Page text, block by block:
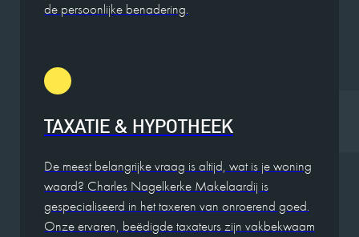
de persoonlijke benadering.
TAXATIE & HYPOTHEEK
De meest belangrijke vraag is altijd, wat is je woning
waard? Charles Nagelkerke Makelaardij is
gespecialiseerd in het taxeren van onroerend goed.
Onze ervaren, beëdigde taxateurs zijn vakbekwaam